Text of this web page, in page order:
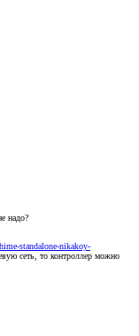
надо?
standalone-nikakoy-
сеть, то контроллер можно